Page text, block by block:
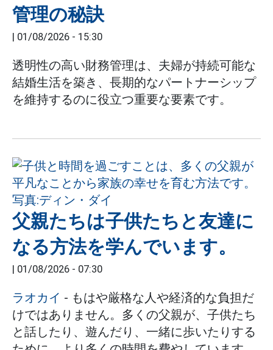
管理の秘訣
| 01/08/2026 - 15:30
透明性の高い財務管理は、夫婦が持続可能な
結婚生活を築き、長期的なパートナーシップ
を維持するのに役立つ重要な要素です。
父親たちは子供たちと友達に
なる方法を学んでいます。
| 01/08/2026 - 07:30
ラオカイ - もはや厳格な人や経済的な負担だ
けではありません。多くの父親が、子供たち
と話したり、遊んだり、一緒に歩いたりする